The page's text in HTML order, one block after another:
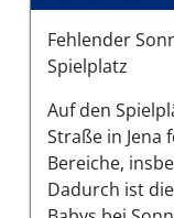
Fehlender
Spielplatz
Auf den
Straße in Jena
Bereiche,
Dadurch ist